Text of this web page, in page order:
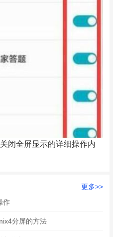
闭全屏显示的详细操作内
更多>>
作
分屏的方法